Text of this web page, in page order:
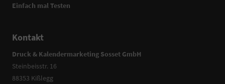
Einfach mal Testen
Kontakt
Druck & Kalendermarketing Sosset GmbH
Steinbeisstr. 16
88353 Kißlegg